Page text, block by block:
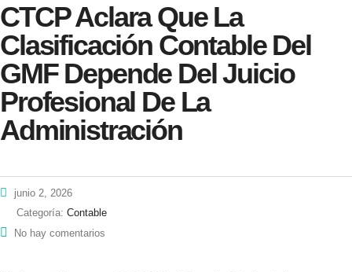
CTCP Aclara Que La
Clasificación Contable Del
GMF Depende Del Juicio
Profesional De La
Administración
junio 2, 2026
Categoría: Contable
No hay comentarios